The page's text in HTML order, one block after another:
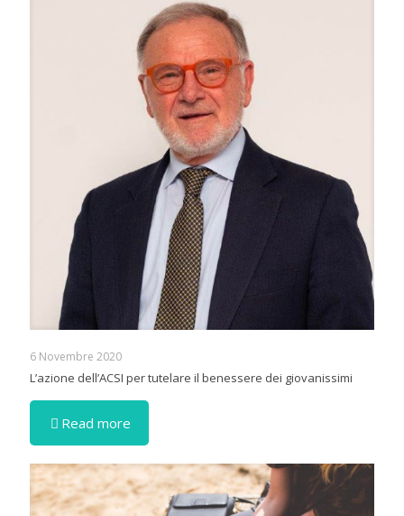
6 Novembre 2020
L’azione dell’ACSI per tutelare il benessere dei giovanissimi
Read more